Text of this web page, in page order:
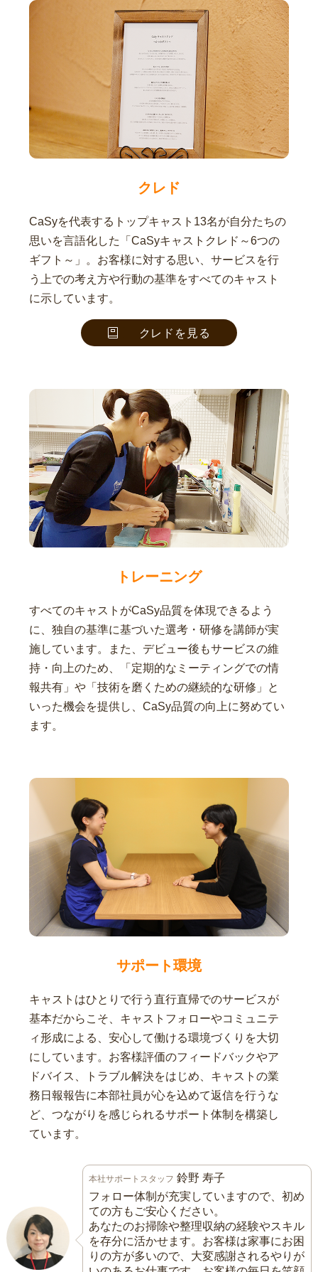
クレド
CaSyを代表するトップキャスト13名が自分たちの
思いを言語化した「CaSyキャストクレド～6つの
ギフト～」。お客様に対する思い、サービスを行
う上での考え方や行動の基準をすべてのキャスト
に示しています。
クレドを見る
トレーニング
すべてのキャストがCaSy品質を体現できるよう
に、独自の基準に基づいた選考・研修を講師が実
施しています。また、デビュー後もサービスの維
持・向上のため、「定期的なミーティングでの情
報共有」や「技術を磨くための継続的な研修」と
いった機会を提供し、CaSy品質の向上に努めてい
ます。
サポート環境
キャストはひとりで行う直行直帰でのサービスが
基本だからこそ、キャストフォローやコミュニテ
ィ形成による、安心して働ける環境づくりを大切
にしています。お客様評価のフィードバックやア
ドバイス、トラブル解決をはじめ、キャストの業
務日報報告に本部社員が心を込めて返信を行うな
ど、つながりを感じられるサポート体制を構築し
ています。
本社サポートスタッフ 鈴野 寿子
フォロー体制が充実していますので、初め
ての方もご安心ください。
あなたのお掃除や整理収納の経験やスキル
を存分に活かせます。お客様は家事にお困
りの方が多いので、大変感謝されるやりが